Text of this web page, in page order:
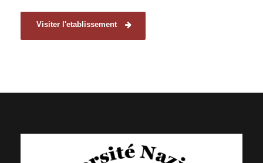
Visiter l'etablissement